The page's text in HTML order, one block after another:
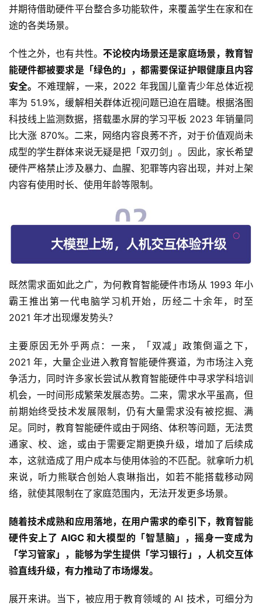
并期待借助硬件平台整合多功能软件，来覆盖学生在家和在
途的各类场景。
个性之外，也有共性。 不论校内场景还是家庭场景，教育智
能硬件都被要求是「绿色的」，都需要保证护眼健康且内容
安全。 不难理解，一来，2022 年我国儿童青少年总体近视
率为 51.9%，缓解相关群体近视问题已迫在眉睫。根据洛图
科技线上监测数据，搭载墨水屏的学习平板 2023 年销量同
比大涨 870%。二来，网络内容良莠不齐，对于价值观尚未
成型的学生群体来说无疑是把「双刃剑」。因此，家长希望
硬件严格禁止涉及暴力、血腥、犯罪等内容出现，并对上架
内容有使用时长、使用年龄等限制。
既然需求面如此之广，为何教育智能硬件市场从 1993 年小
霸王推出第一代电脑学习机开始，历经二十余年，时至
2021 年才出现爆发势头？
主要原因无外乎两点：一来，「双减」政策倒逼之下，
2021 年，大量企业进入教育智能硬件赛道，为市场注入竞
争活力，同时许多家长尝试从教育智能硬件中寻求学科培训
机会，一时间形成繁荣发展态势。二来，需求水平虽高，但
前期始终受技术发展限制，仍有大量需求没有被挖掘、满
足。同时，教育智能硬件或由于网络、体积等问题，无法贯
通家、校、途，或由于需要定期更换升级，增加了后续成
本，这就造成了用户成本与使用体验的不匹配。就拿听力机
来说，听力熊联合创始人袁琳指出，如若不能搭载移动网
络，就使其限制在了家庭范围内，无法开发更多场景。
随着技术成熟和应用落地，在用户需求的牵引下，教育智能
硬件安上了 AIGC 和大模型的「智慧脑」，摇身一变成为
「学习管家」，能够为学生提供「学习银行」，人机交互体
验直线升级，有力推动了市场爆发。
展开来讲。当下，被应用于教育领域的 AI 技术，可细分为